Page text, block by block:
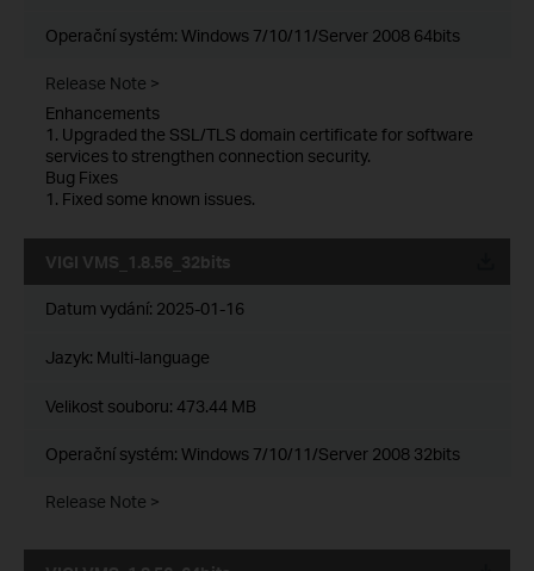
Operační systém: Windows 7/10/11/Server 2008 64bits
Release Note >
Enhancements
1. Upgraded the SSL/TLS domain certificate for software
services to strengthen connection security.
Bug Fixes
1. Fixed some known issues.
VIGI VMS_1.8.56_32bits
Datum vydání: 2025-01-16
Jazyk: Multi-language
Velikost souboru: 473.44 MB
Operační systém: Windows 7/10/11/Server 2008 32bits
Release Note >